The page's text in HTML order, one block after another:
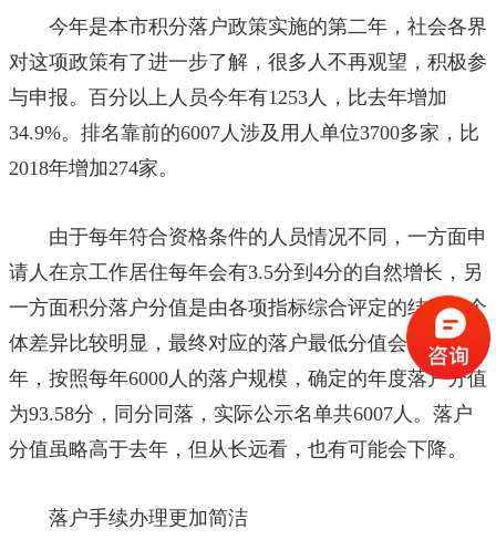
今年是本市积分落户政策实施的第二年，社会各界
对这项政策有了进一步了解，很多人不再观望，积极参
与申报。百分以上人员今年有1253人，比去年增加
34.9%。排名靠前的6007人涉及用人单位3700多家，比
2018年增加274家。
由于每年符合资格条件的人员情况不同，一方面申
请人在京工作居住每年会有3.5分到4分的自然增长，另
一方面积分落户分值是由各项指标综合评定的结果，个
体差异比较明显，最终对应的落户最低分值会不同。今
年，按照每年6000人的落户规模，确定的年度落户分值
为93.58分，同分同落，实际公示名单共6007人。落户
分值虽略高于去年，但从长远看，也有可能会下降。
落户手续办理更加简洁